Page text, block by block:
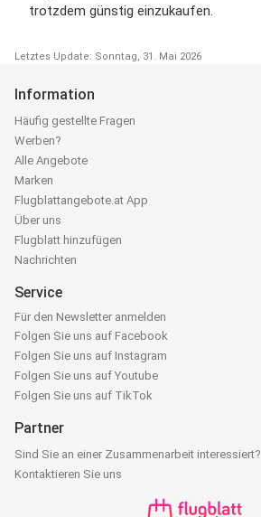
trotzdem günstig einzukaufen.
Letztes Update: Sonntag, 31. Mai 2026
Information
Häufig gestellte Fragen
Werben?
Alle Angebote
Marken
Flugblattangebote.at App
Über uns
Flugblatt hinzufügen
Nachrichten
Service
Für den Newsletter anmelden
Folgen Sie uns auf Facebook
Folgen Sie uns auf Instagram
Folgen Sie uns auf Youtube
Folgen Sie uns auf TikTok
Partner
Sind Sie an einer Zusammenarbeit interessiert?
Kontaktieren Sie uns